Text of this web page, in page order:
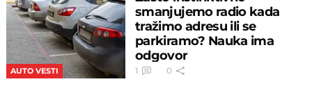
AUTO VESTI
smanjujemo radio kada
tražimo adresu ili se
parkiramo? Nauka ima
odgovor
1 0